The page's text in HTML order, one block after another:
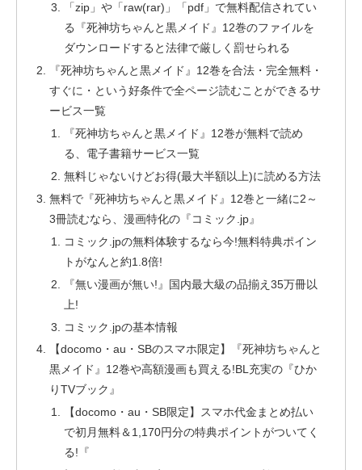
「zip」や「raw(rar)」「pdf」で無料配信されてい
る『死神坊ちゃんと黒メイド』12巻のファイルを
ダウンロードすると法律で厳しく罰せられる
『死神坊ちゃんと黒メイド』12巻を合法・完全無料・
すぐに・という好条件で全ページ読むことができるサ
ービス一覧
『死神坊ちゃんと黒メイド』12巻が無料で読め
る、電子書籍サービス一覧
無料じゃないけどお得(最大半額以上)に読める方法
無料で『死神坊ちゃんと黒メイド』12巻と一緒に2～
3冊読むなら、漫画特化の『コミック.jp』
コミック.jpの無料体験するなら今!無料特典ポイン
トがなんと約1.8倍!
『無い漫画が無い!』国内最大級の品揃え35万冊以
上!
コミック.jpの基本情報
【docomo・au・SBのスマホ限定】『死神坊ちゃんと
黒メイド』12巻や高額漫画も買える!BL充実の『ひか
りTVブック』
【docomo・au・SB限定】スマホ代金まとめ払い
で初月無料＆1,170円分の特典ポイントがついてく
る!『